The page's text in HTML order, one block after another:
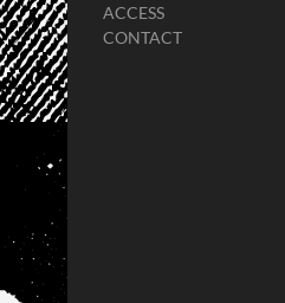
ACCESS
CONTACT